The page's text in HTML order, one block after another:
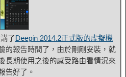
了Deepin 2014.2正式版的虛擬機
的報告時間了，由於剛剛安裝，就
長期使用之後的感受路由看情況來
告好了。